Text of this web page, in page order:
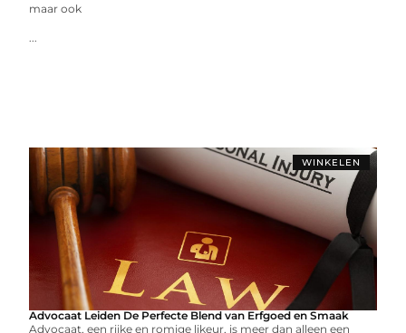
maar ook
...
WINKELEN
Advocaat Leiden De Perfecte Blend van Erfgoed en Smaak
Advocaat, een rijke en romige likeur, is meer dan alleen een